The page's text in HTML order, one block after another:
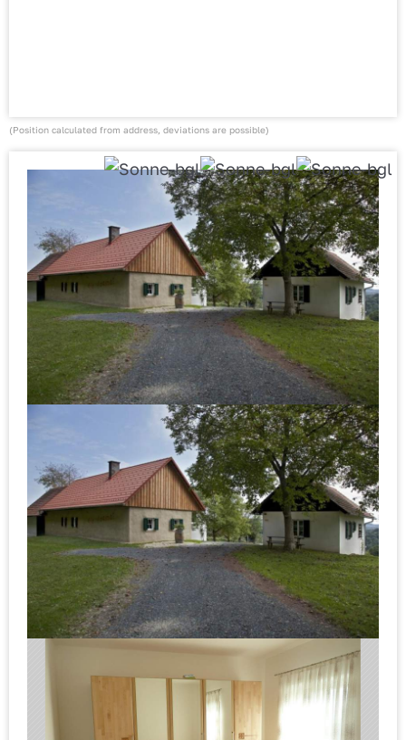
(Position calculated from address, deviations are possible)